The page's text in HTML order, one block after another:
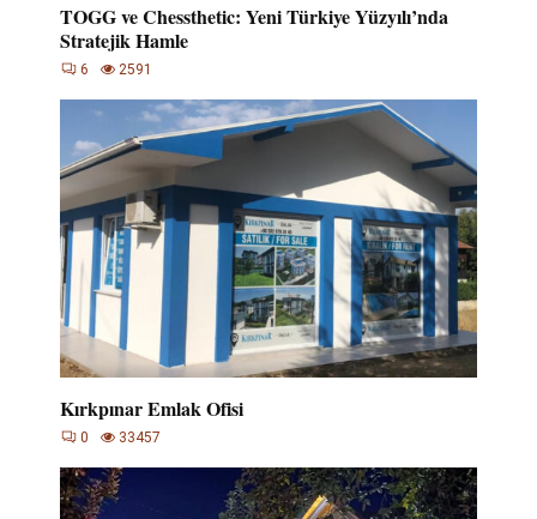
TOGG ve Chessthetic: Yeni Türkiye Yüzyılı’nda
Stratejik Hamle
6 2591
Kırkpınar Emlak Ofisi
0 33457